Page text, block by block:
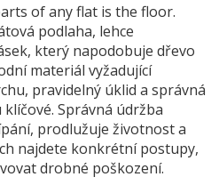
of any flat is the floor.
podlaha, lehce
který napodobuje dřevo
materiál vyžadující
, pravidelný úklid a správná
Správná údržba
prodlužuje životnost a
najdete konkrétní postupy,
drobné poškození.